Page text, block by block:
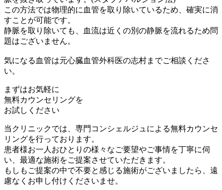
この方法では物理的に血管を取り除いているため、確実に消
すことが可能です。
静脈を取り除いても、血流は近くの別の静脈を流れるため問
題はございません。
気になる血管は元心臓血管外科医の志村までご相談くださ
い。
まずはお気軽に
無料カウンセリングを
お試しください
当クリニックでは、専門コンシェルジュによる無料カウンセ
リングを行っております。
患者様お一人おひとりの様々なご要望やご事情を丁寧に伺
い、最適な施術をご提案させていただきます。
もしもご提案の中で不要と感じる施術がございましたら、遠
慮なくお申し付けくださいませ。